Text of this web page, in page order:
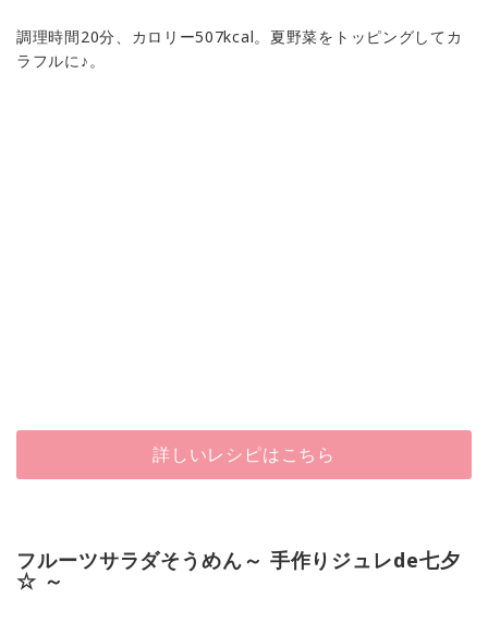
調理時間20分、カロリー507kcal。夏野菜をトッピングしてカ
ラフルに♪。
詳しいレシピはこちら
フルーツサラダそうめん～ 手作りジュレde七夕
☆ ～